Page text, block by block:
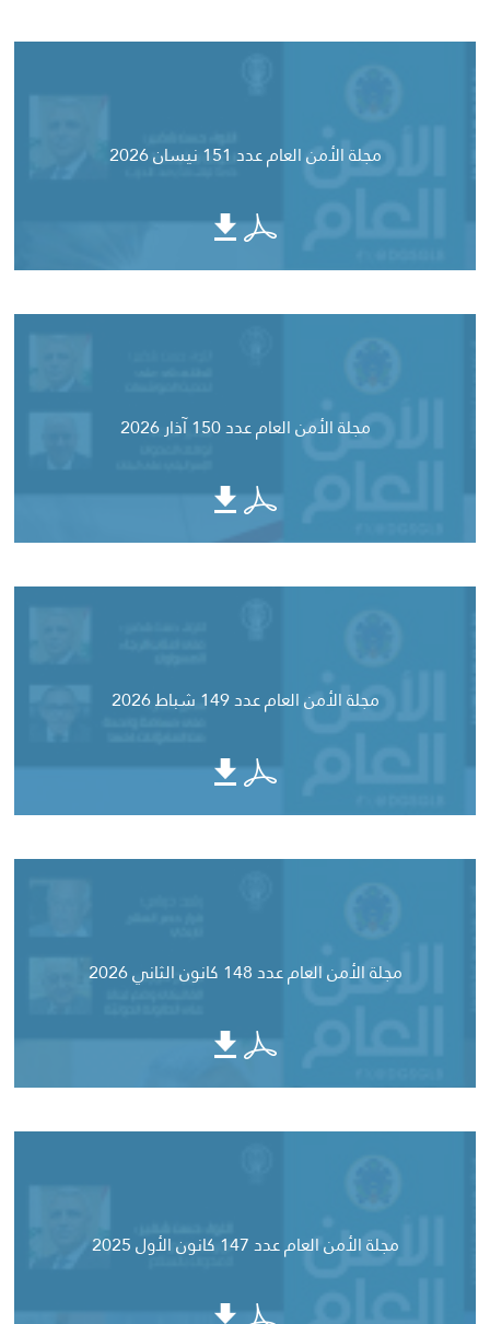
مجلة الأمن العام عدد 151 نيسان 2026
مجلة الأمن العام عدد 150 آذار 2026
مجلة الأمن العام عدد 149 شباط 2026
مجلة الأمن العام عدد 148 كانون الثاني 2026
مجلة الأمن العام عدد 147 كانون الأول 2025